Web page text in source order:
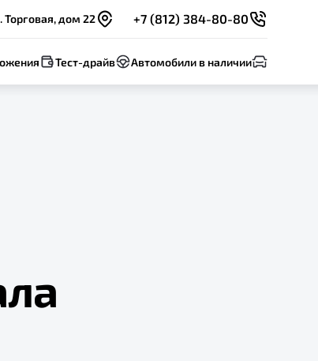
Торговая, дом 22 +7 (812) 384-80-80
Тест-драйв Автомобили в наличии